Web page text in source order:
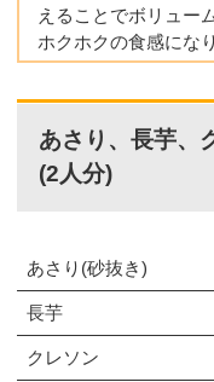
えることでボリュー
ホクホクの食感にな
あさり、長芋、
(2人分)
あさり(砂抜き)
長芋
クレソン